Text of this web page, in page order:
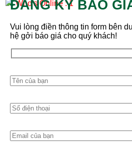
Who's Online : 1
ĐĂNG KÝ BÁO
Vui lòng điền thông tin form bên
hệ gởi báo giá cho quý khách!